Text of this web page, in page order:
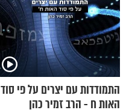
התמודדות עם יצרים על פי סוד
האות ח - הרב זמיר כהן